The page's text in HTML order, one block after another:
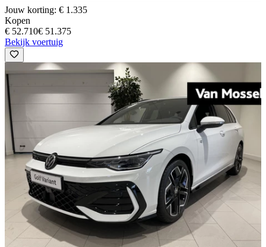
Jouw korting: € 1.335
Kopen
€ 52.710€ 51.375
Bekijk voertuig